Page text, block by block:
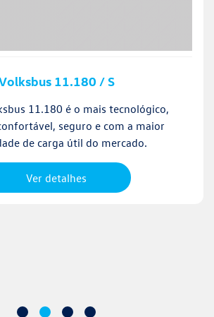
11.180 / S
11.180 é o mais tecnológico,
seguro e com a maior
de carga útil do mercado.
Ver detalhes